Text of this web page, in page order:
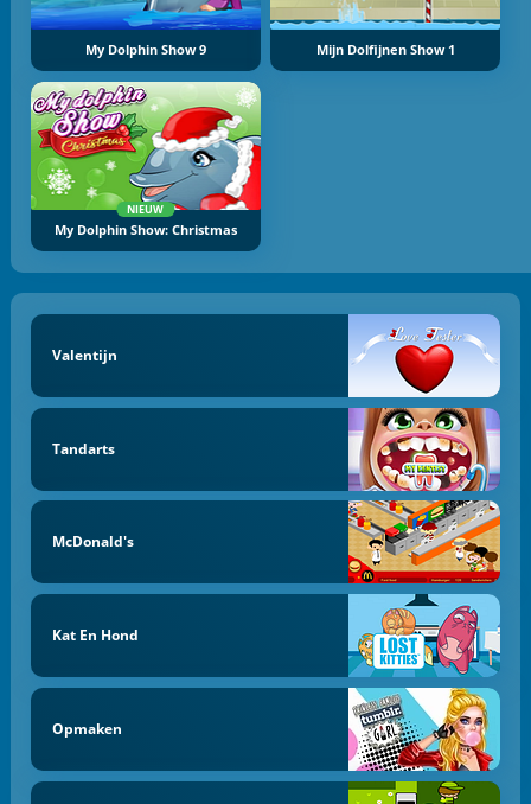
My Dolphin Show 9 Mijn Dolfijnen Show 1
NIEUW
My Dolphin Show: Christmas
Valentijn
Tandarts
McDonald's
Kat En Hond
Opmaken